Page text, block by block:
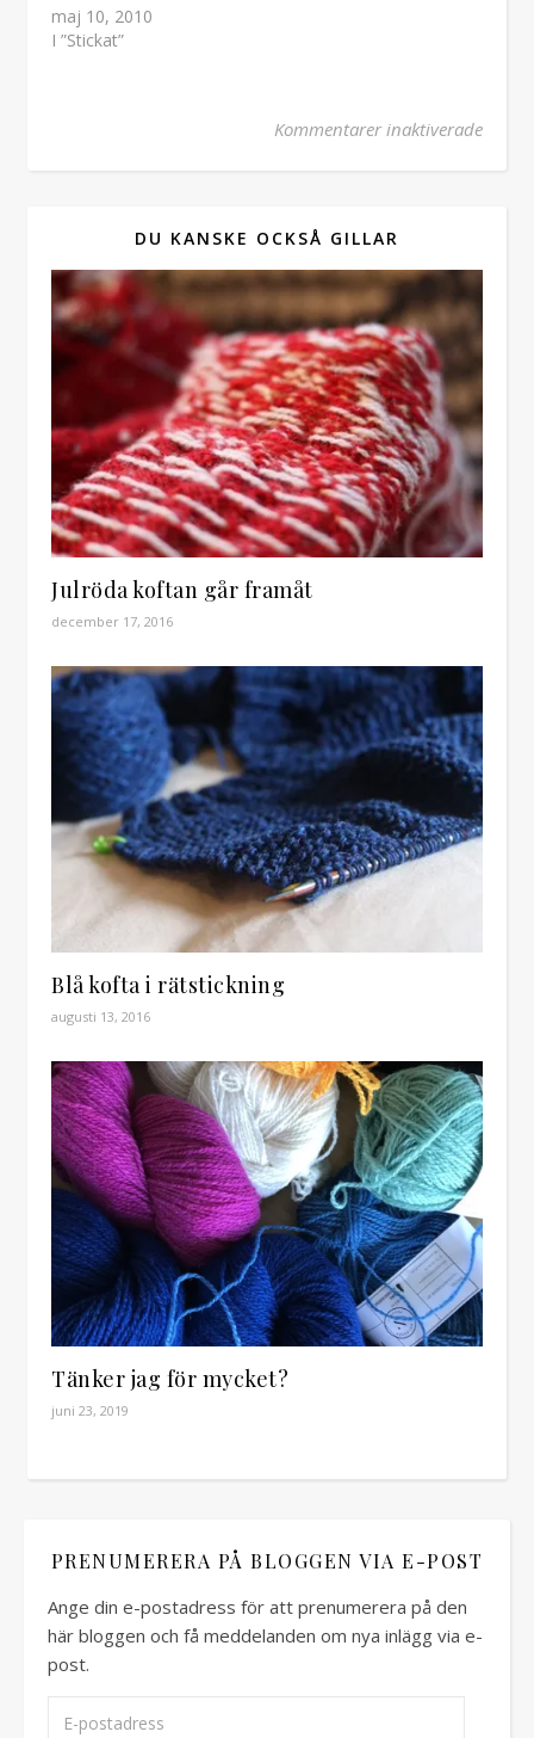
maj 10, 2010
I ”Stickat”
Kommentarer inaktiveradeför 1/
DU KANSKE OCKSÅ GILLAR
Julröda koftan går framåt
december 17, 2016
Blå kofta i rätstickning
augusti 13, 2016
Tänker jag för mycket?
juni 23, 2019
PRENUMERERA PÅ BLOGGEN VIA E-POST
Ange din e-postadress för att prenumerera på den
här bloggen och få meddelanden om nya inlägg via e-
post.